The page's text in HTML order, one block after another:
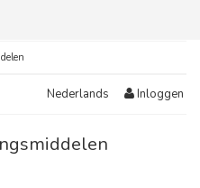
Nederlands Inloggen